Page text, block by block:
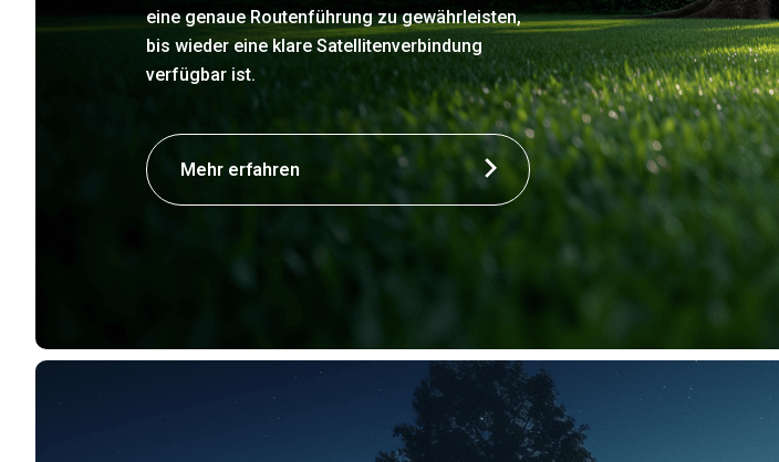
eine genaue Routenführung zu gewährleisten,
bis wieder eine klare Satellitenverbindung
verfügbar ist.
Mehr erfahren